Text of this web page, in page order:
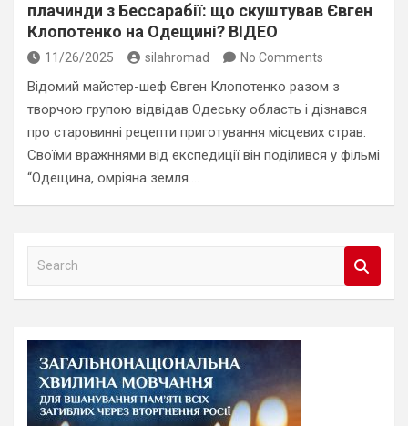
плачинди з Бессарабії: що скуштував Євген
Клопотенко на Одещині? ВІДЕО
11/26/2025 silahromad No Comments
Відомий майстер-шеф Євген Клопотенко разом з
творчою групою відвідав Одеську область і дізнався
про старовинні рецепти приготування місцевих страв.
Своїми вражннями від експедиції він поділився у фільмі
“Одещина, омріяна земля.…
a